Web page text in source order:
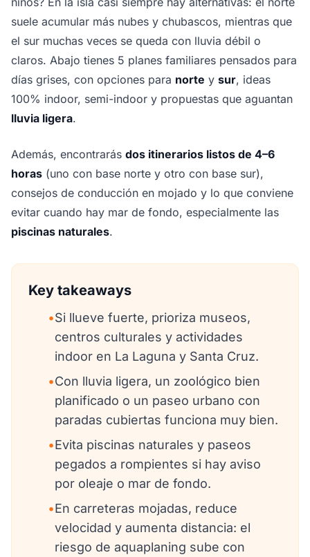
suele acumular más nubes y chubascos, mientras que
el sur muchas veces se queda con lluvia débil o
claros. Abajo tienes 5 planes familiares pensados para
días grises, con opciones para norte y sur, ideas
100% indoor, semi-indoor y propuestas que aguantan
lluvia ligera.
Además, encontrarás dos itinerarios listos de 4–6
horas (uno con base norte y otro con base sur),
consejos de conducción en mojado y lo que conviene
evitar cuando hay mar de fondo, especialmente las
piscinas naturales.
Key takeaways
•Si llueve fuerte, prioriza museos,
centros culturales y actividades
indoor en La Laguna y Santa Cruz.
•Con lluvia ligera, un zoológico bien
planificado o un paseo urbano con
paradas cubiertas funciona muy bien.
•Evita piscinas naturales y paseos
pegados a rompientes si hay aviso
por oleaje o mar de fondo.
•En carreteras mojadas, reduce
velocidad y aumenta distancia: el
riesgo de aquaplaning sube con